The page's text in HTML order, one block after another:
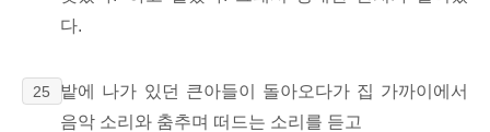
다.
25
밭에 나가 있던 큰아들이 돌아오다가 집 가까이에서
음악 소리와 춤추며 떠드는 소리를 듣고